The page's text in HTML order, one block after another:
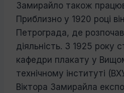
Замирайло також
Приблизно у 1920 році
Петрограда, де
діяльність. З 1925 року
кафедри плакату у
технічному інституті
Віктора Замирайла